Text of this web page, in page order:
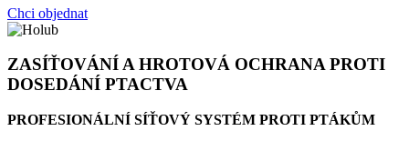
Chci objednat
ZASÍŤOVÁNÍ A HROTOVÁ OCHRANA PROTI
DOSEDÁNÍ PTACTVA
PROFESIONÁLNÍ SÍŤOVÝ SYSTÉM PROTI PTÁKŮM